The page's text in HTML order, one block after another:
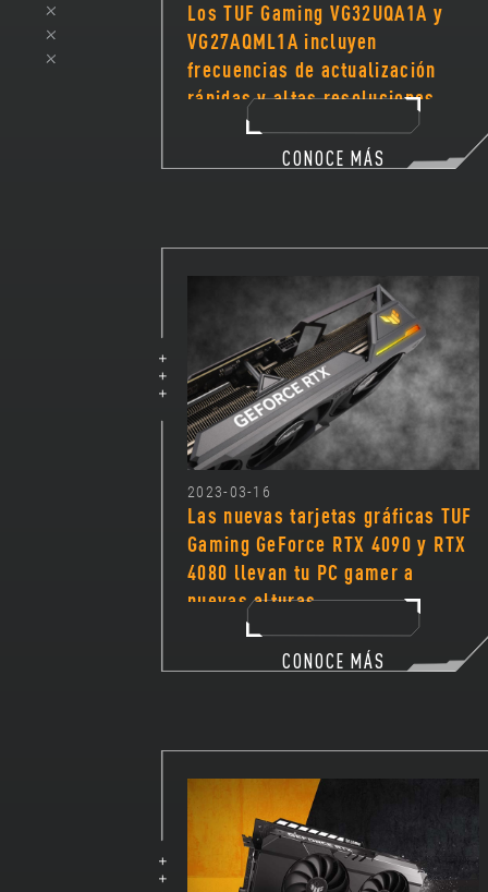
Los TUF Gaming VG32UQA1A y
VG27AQML1A incluyen
frecuencias de actualización
rápidas y altas resoluciones
CONOCE MÁS
2023-03-16
Las nuevas tarjetas gráficas TUF
Gaming GeForce RTX 4090 y RTX
4080 llevan tu PC gamer a
nuevas alturas
CONOCE MÁS